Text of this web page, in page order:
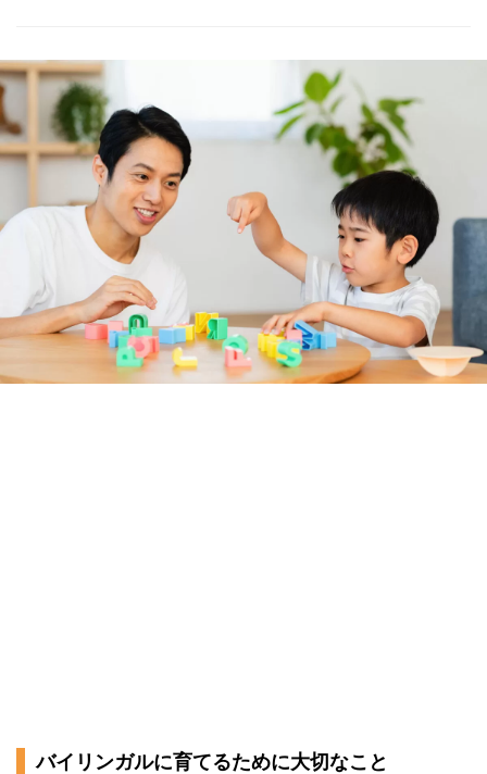
バイリンガルに育てるために大切なこと